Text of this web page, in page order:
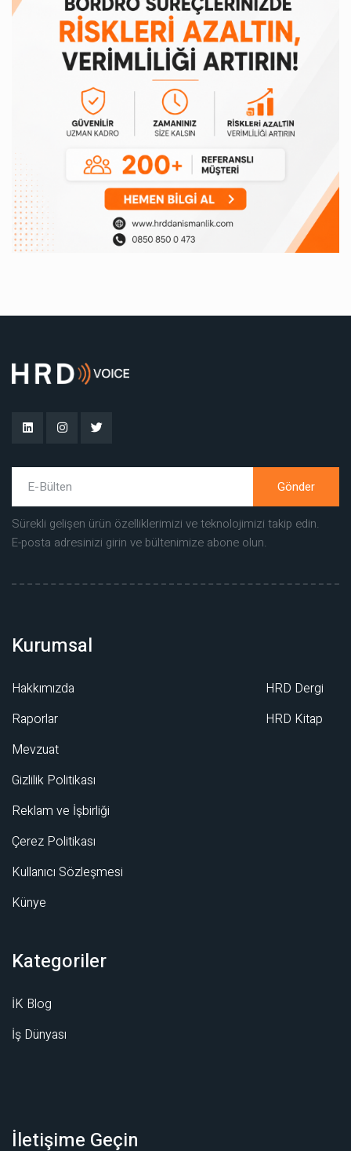
Gönder
Sürekli gelişen ürün özelliklerimizi ve teknolojimizi takip edin.
E-posta adresinizi girin ve bültenimize abone olun.
Kurumsal
Hakkımızda
Raporlar
Mevzuat
Gizlilik Politikası
Reklam ve İşbirliği
Çerez Politikası
Kullanıcı Sözleşmesi
Künye
HRD Dergi
HRD Kitap
Kategoriler
İK Blog
İş Dünyası
İletişime Geçin